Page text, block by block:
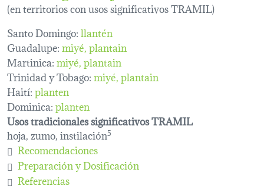
(en territorios con usos significativos TRAMIL)
Santo Domingo:llantén
Guadalupe:miyé plantain
Martinica:miyé plantain
Trinidad y Tobago:miyé plantain
Haití:planten
Dominica:planten
Usos tradicionales significativos TRAMIL
hoja, zumo, instilación5
Recomendaciones
Preparación y Dosificación
Referencias